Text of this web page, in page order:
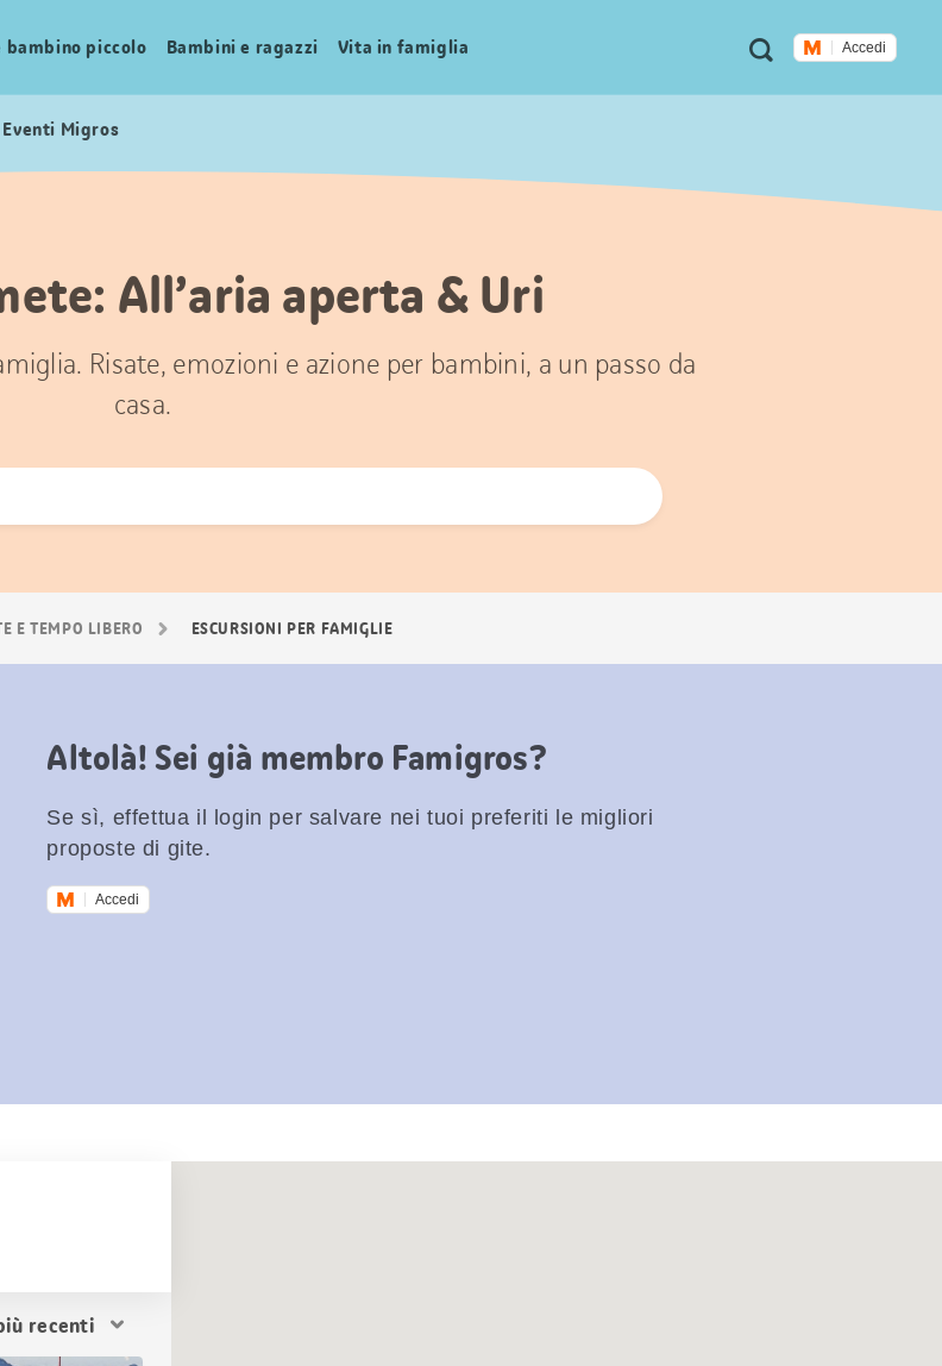
Metanavigazione
Ricerca Accedi
bambino piccolo Bambini e ragazzi Vita in famiglia
Eventi Migros
All’aria aperta & Uri
Risate, emozioni e azione per bambini, a un passo da
casa.
E TEMPO LIBERO ESCURSIONI PER FAMIGLIE
Altolà! Sei già membro Famigros?
Se sì, effettua il login per salvare nei tuoi preferiti le migliori
proposte di gite.
Accedi